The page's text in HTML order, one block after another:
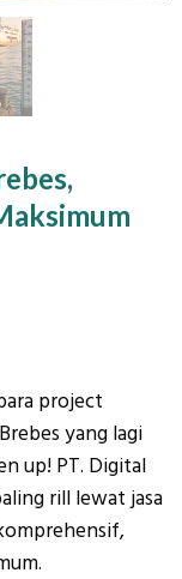
project
yang lagi
up! PT. Digital
rill lewat jasa